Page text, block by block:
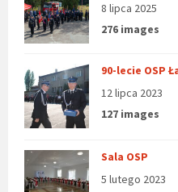
8 lipca 2025
276 images
90-lecie OSP
12 lipca 2023
127 images
Sala OSP
5 lutego 2023